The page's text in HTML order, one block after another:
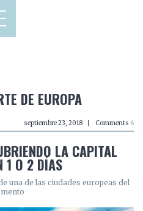
DE EUROPA
septiembre 23, 2018 Comments 6
LA CAPITAL
1 O 2 DÍAS
una de las ciudades europeas del